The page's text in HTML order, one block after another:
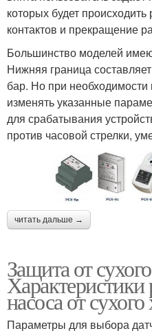
которых будет
контактов и прекращение
Большинство моделей
Нижняя граница
бар. Но при необходимости
изменять указанные
для срабатывания
против часовой стрелки,
читать дальше →
Защита от
насоса от сухого
Параметры для выбора